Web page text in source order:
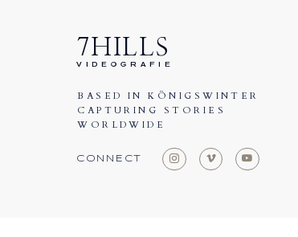
7HILLS
VIDEOGRAFIE
BASED IN KÖNIGSWINTER
CAPTURING STORIES
WORLDWIDE
CONNECT